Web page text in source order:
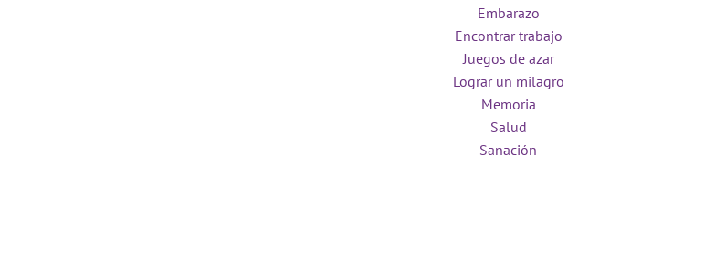
Embarazo
Encontrar trabajo
Juegos de azar
Lograr un milagro
Memoria
Salud
Sanación